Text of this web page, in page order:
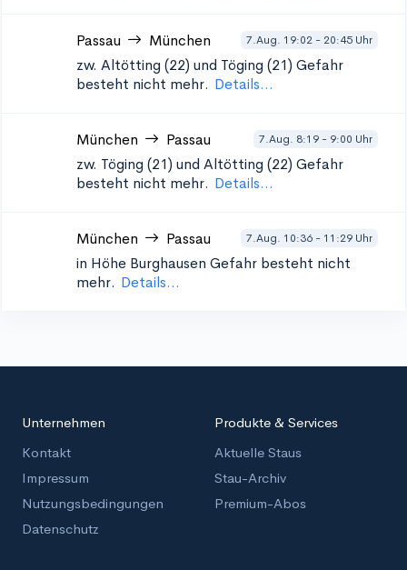
Passau München 7.Aug. 19:02 - 20:45 Uhr
zw. Altötting (22) und Töging (21) Gefahr
besteht nicht mehr. Details...
München Passau 7.Aug. 8:19 - 9:00 Uhr
zw. Töging (21) und Altötting (22) Gefahr
besteht nicht mehr. Details...
München Passau 7.Aug. 10:36 - 11:29 Uhr
in Höhe Burghausen Gefahr besteht nicht
mehr. Details...
Unternehmen
Kontakt
Impressum
Nutzungsbedingungen
Datenschutz
Produkte & Services
Aktuelle Staus
Stau-Archiv
Premium-Abos